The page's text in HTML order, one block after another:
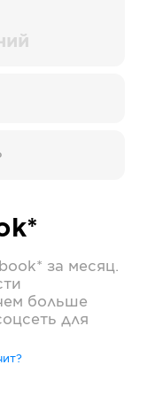
за месяц.
больше
для